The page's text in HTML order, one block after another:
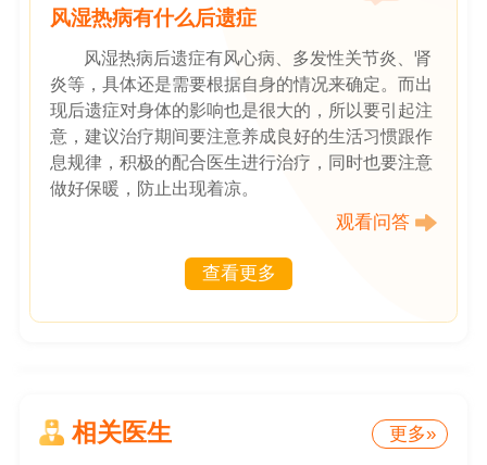
风湿热病有什么后遗症
风湿热病后遗症有风心病、多发性关节炎、肾
炎等，具体还是需要根据自身的情况来确定。而出
现后遗症对身体的影响也是很大的，所以要引起注
意，建议治疗期间要注意养成良好的生活习惯跟作
息规律，积极的配合医生进行治疗，同时也要注意
做好保暖，防止出现着凉。
观看问答
查看更多
相关医生 更多»